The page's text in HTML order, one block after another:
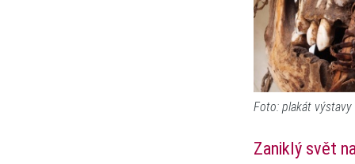
Foto: plakát výstavy
Zaniklý svět